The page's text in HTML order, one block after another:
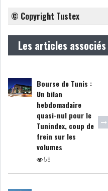
GRAPHIQUE DU TUNINDEX
SECTEURS
ASSURANCES
© Copyright Tustex
Les articles associés
Bourse de Tunis :
Un bilan
hebdomadaire
quasi-nul pour le
Tunindex, coup de
frein sur les
volumes
58